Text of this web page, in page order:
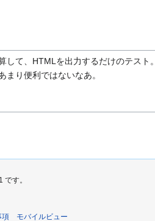
して、HTMLを出力するだけのテスト。
まり便利ではないなあ。
す。
項 モバイルビュー